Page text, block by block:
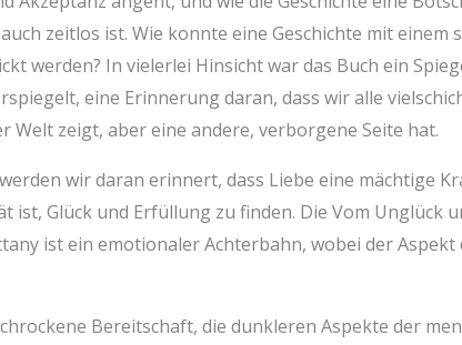
zeitlos ist. Wie konnte eine Geschichte mit einem
werden? In vielerlei Hinsicht war das Buch ein
eine Erinnerung daran, dass wir alle
zeigt, aber eine andere, verborgene Seite hat.
wir daran erinnert, dass Liebe eine mächtige
Glück und Erfüllung zu finden. Die Vom Unglück
ist ein emotionaler Achterbahn, wobei der Aspekt
Bereitschaft, die dunkleren Aspekte der